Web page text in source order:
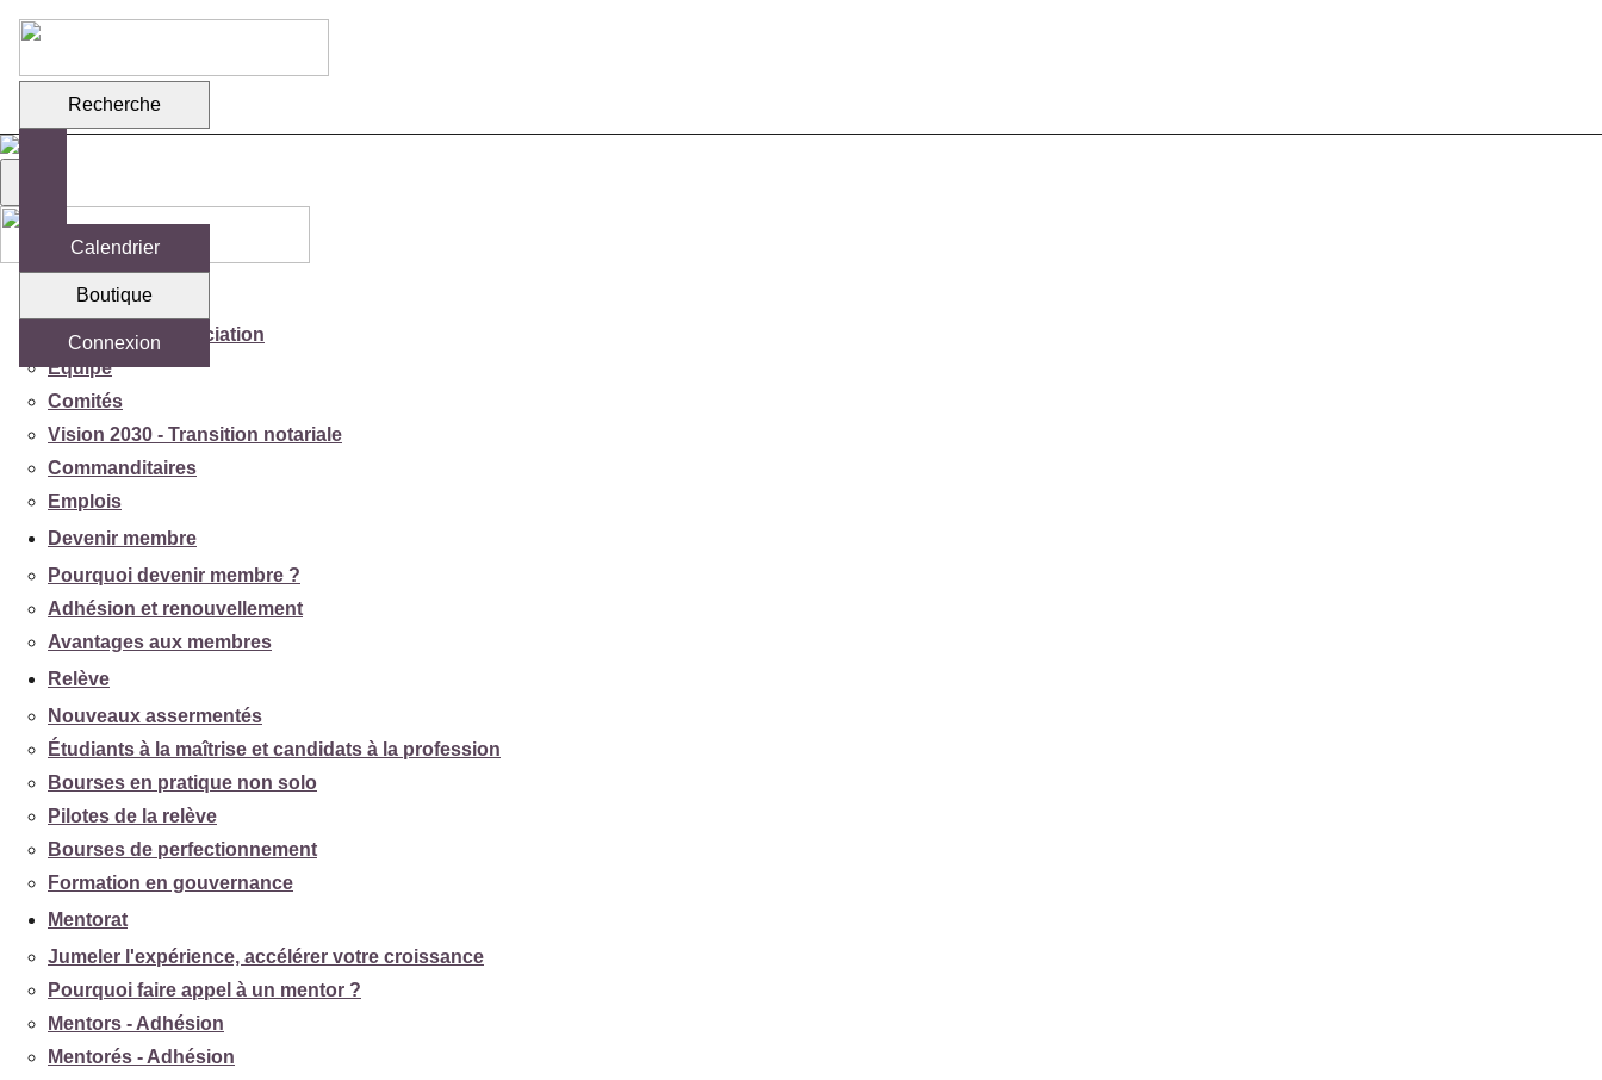
Recherche
Calendrier
Boutique
Connexion
Votre association
Mission de l'association
Équipe
Comités
Vision 2030 - Transition notariale
Commanditaires
Emplois
Devenir membre
Pourquoi devenir membre ?
Adhésion et renouvellement
Avantages aux membres
Relève
Nouveaux assermentés
Étudiants à la maîtrise et candidats à la profession
Bourses en pratique non solo
Pilotes de la relève
Bourses de perfectionnement
Formation en gouvernance
Mentorat
Jumeler l'expérience, accélérer votre croissance
Pourquoi faire appel à un mentor ?
Mentors - Adhésion
Mentorés - Adhésion